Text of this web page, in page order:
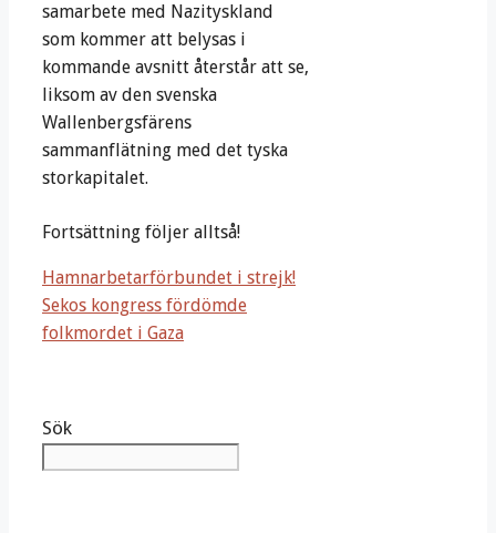
samarbete med Nazityskland
som kommer att belysas i
kommande avsnitt återstår att se,
liksom av den svenska
Wallenbergsfärens
sammanflätning med det tyska
storkapitalet.
Fortsättning följer alltså!
Hamnarbetarförbundet i strejk!
Sekos kongress fördömde
folkmordet i Gaza
Sök